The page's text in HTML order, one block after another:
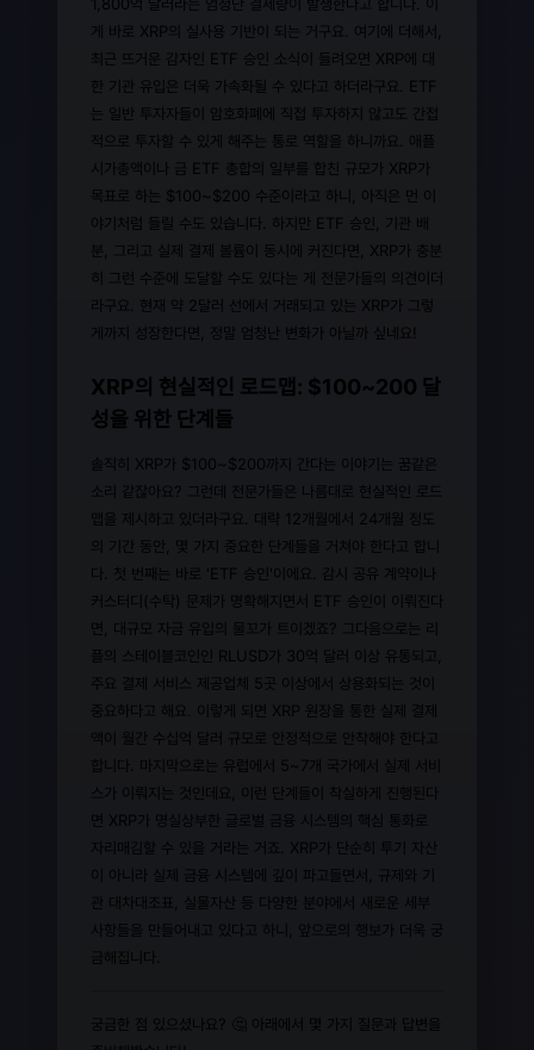
게 바로 XRP의 실사용 기반이 되는 거구요. 여기에 더해서,
최근 뜨거운 감자인 ETF 승인 소식이 들려오면 XRP에 대
한 기관 유입은 더욱 가속화될 수 있다고 하더라구요. ETF
는 일반 투자자들이 암호화폐에 직접 투자하지 않고도 간접
적으로 투자할 수 있게 해주는 통로 역할을 하니까요. 애플
시가총액이나 금 ETF 총합의 일부를 합친 규모가 XRP가
목표로 하는 $100~$200 수준이라고 하니, 아직은 먼 이
야기처럼 들릴 수도 있습니다. 하지만 ETF 승인, 기관 배
분, 그리고 실제 결제 볼륨이 동시에 커진다면, XRP가 충분
히 그런 수준에 도달할 수도 있다는 게 전문가들의 의견이더
라구요. 현재 약 2달러 선에서 거래되고 있는 XRP가 그렇
게까지 성장한다면, 정말 엄청난 변화가 아닐까 싶네요!
XRP의 현실적인 로드맵: $100~200 달
성을 위한 단계들
솔직히 XRP가 $100~$200까지 간다는 이야기는 꿈같은
소리 같잖아요? 그런데 전문가들은 나름대로 현실적인 로드
맵을 제시하고 있더라구요. 대략 12개월에서 24개월 정도
의 기간 동안, 몇 가지 중요한 단계들을 거쳐야 한다고 합니
다. 첫 번째는 바로 'ETF 승인'이에요. 감시 공유 계약이나
커스터디(수탁) 문제가 명확해지면서 ETF 승인이 이뤄진다
면, 대규모 자금 유입의 물꼬가 트이겠죠? 그다음으로는 리
플의 스테이블코인인 RLUSD가 30억 달러 이상 유통되고,
주요 결제 서비스 제공업체 5곳 이상에서 상용화되는 것이
중요하다고 해요. 이렇게 되면 XRP 원장을 통한 실제 결제
액이 월간 수십억 달러 규모로 안정적으로 안착해야 한다고
합니다. 마지막으로는 유럽에서 5~7개 국가에서 실제 서비
스가 이뤄지는 것인데요, 이런 단계들이 착실하게 진행된다
면 XRP가 명실상부한 글로벌 금융 시스템의 핵심 통화로
자리매김할 수 있을 거라는 거죠. XRP가 단순히 투기 자산
이 아니라 실제 금융 시스템에 깊이 파고들면서, 규제와 기
관 대차대조표, 실물자산 등 다양한 분야에서 새로운 세부
사항들을 만들어내고 있다고 하니, 앞으로의 행보가 더욱 궁
금해집니다.
궁금한 점 있으셨나요? 🤔 아래에서 몇 가지 질문과 답변을